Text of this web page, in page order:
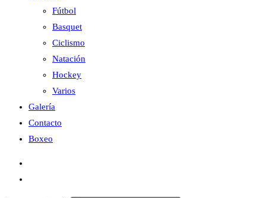
Fútbol
Basquet
Ciclismo
Natación
Hockey
Varios
Galería
Contacto
Boxeo